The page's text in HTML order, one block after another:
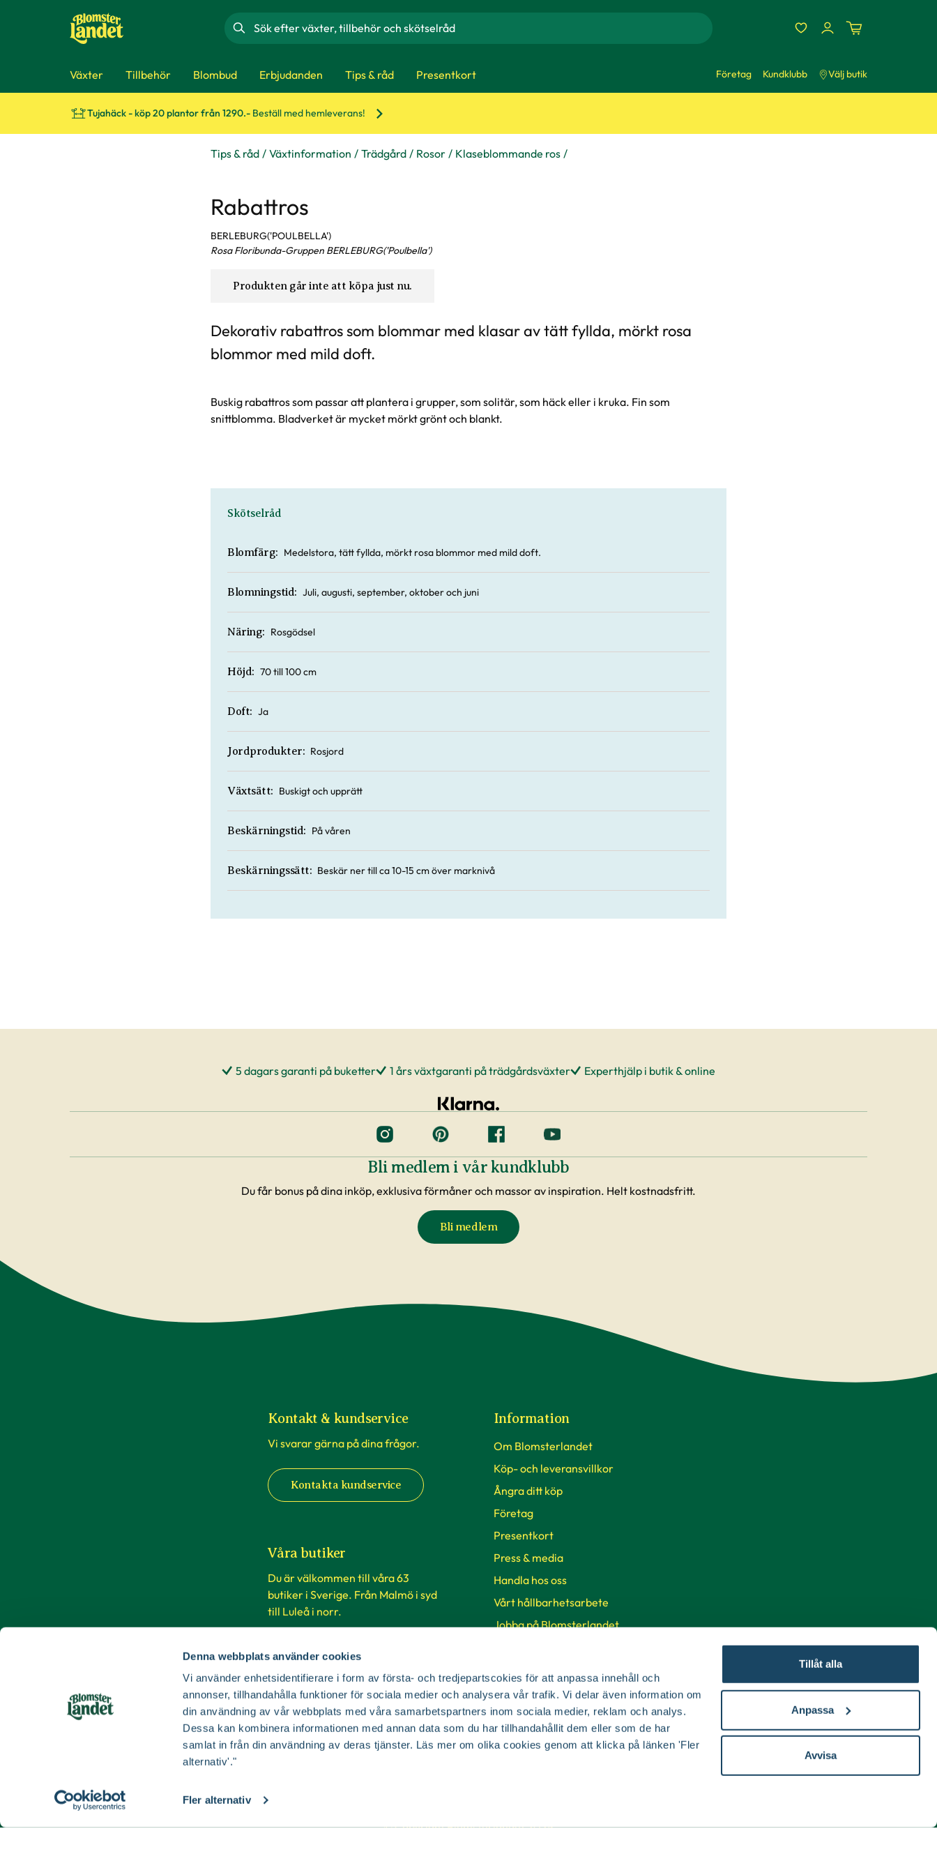
Denna webbplats använder cookies
Vi använder enhetsidentifierare i form av första- och tredjepartscokies för att anpassa innehåll och
annonser, tillhandahålla funktioner för sociala medier och analysera vår trafik. Vi delar även information om
din användning av vår webbplats med våra samarbetspartners inom sociala medier, reklam och analys.
Dessa kan kombinera informationen med annan data som du har tillhandahållit dem eller som de har
samlat in från din användning av deras tjänster. Läs mer om olika cookies genom att klicka på länken 'Fler
alternativ'."
Fler alternativ
Tillåt alla
Anpassa
Avvisa
Sök
Växter Tillbehör Blombud Erbjudanden Tips & råd Presentkort Företag Kundklubb Välj butik
Tujahäck - köp 20 plantor från 1290.- Beställ med hemleverans!
Tips & råd Växtinformation Trädgård Rosor Klaseblommande ros
Rabattros
BERLEBURG('POULBELLA')
Rosa Floribunda-Gruppen BERLEBURG('Poulbella')
Produkten går inte att köpa just nu.
Dekorativ rabattros som blommar med klasar av tätt fyllda, mörkt rosa
blommor med mild doft.
Buskig rabattros som passar att plantera i grupper, som solitär, som häck eller i kruka. Fin som
snittblomma. Bladverket är mycket mörkt grönt och blankt.
Skötselråd
Blomfärg: Medelstora, tätt fyllda, mörkt rosa blommor med mild doft.
Blomningstid: Juli, augusti, september, oktober och juni
Näring: Rosgödsel
Höjd: 70 till 100 cm
Doft: Ja
Jordprodukter: Rosjord
Växtsätt: Buskigt och upprätt
Beskärningstid: På våren
Beskärningssätt: Beskär ner till ca 10-15 cm över marknivå
5 dagars garanti på buketter 1 års växtgaranti på trädgårdsväxter Experthjälp i butik & online
Bli medlem i vår kundklubb
Du får bonus på dina inköp, exklusiva förmåner och massor av inspiration. Helt kostnadsfritt.
Bli medlem
Kontakt & kundservice
Vi svarar gärna på dina frågor.
Kontakta kundservice
Våra butiker
Du är välkommen till våra 63
butiker i Sverige. Från Malmö i syd
till Luleå i norr.
Butiker & öppettider
Information
Om Blomsterlandet
Köp- och leveransvillkor
Ångra ditt köp
Företag
Presentkort
Press & media
Handla hos oss
Vårt hållbarhetsarbete
Jobba på Blomsterlandet
Cookie-inställningar
© Copyright Blomsterlandet 2025